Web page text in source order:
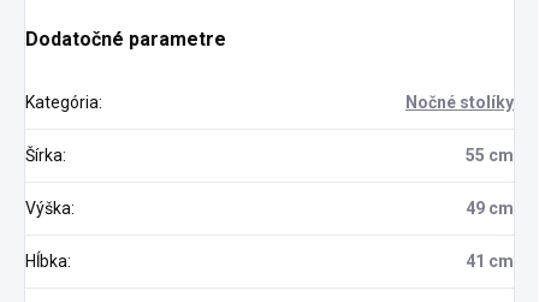
Dodatočné parametre
Kategória: Nočné stolíky
Šírka: 55 cm
Výška: 49 cm
Hĺbka: 41 cm